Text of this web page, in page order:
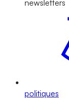
newsletters
politiques